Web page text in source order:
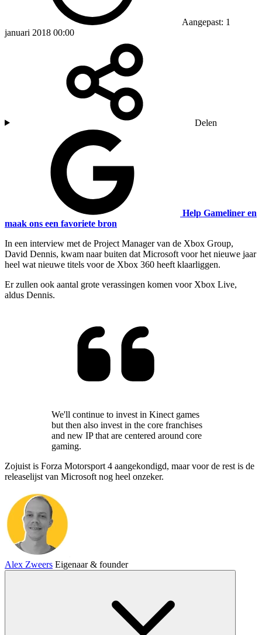
Aangepast: 1
januari 2018 00:00
Delen
Help Gameliner en
maak ons een favoriete bron
In een interview met de Project Manager van de Xbox Group,
David Dennis, kwam naar buiten dat Microsoft voor het nieuwe jaar
heel wat nieuwe titels voor de Xbox 360 heeft klaarliggen.
Er zullen ook aantal grote verassingen komen voor Xbox Live,
aldus Dennis.
We'll continue to invest in Kinect games
but then also invest in the core franchises
and new IP that are centered around core
gaming.
Zojuist is Forza Motorsport 4 aangekondigd, maar voor de rest is de
releaselijst van Microsoft nog heel onzeker.
Alex Zweers Eigenaar & founder